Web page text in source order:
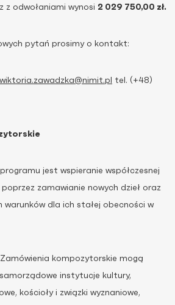
z odwołaniami wynosi 2 029 750,00 zł.
pytań prosimy o kontakt:
wiktoria.zawadzka@nimit.pl
tel. (+48)
jest wspieranie współczesnej
zamawianie nowych dzieł oraz
warunków dla ich stałej obecności w
kompozytorskie mogą
instytucje kultury,
kościoły i związki wyznaniowe,